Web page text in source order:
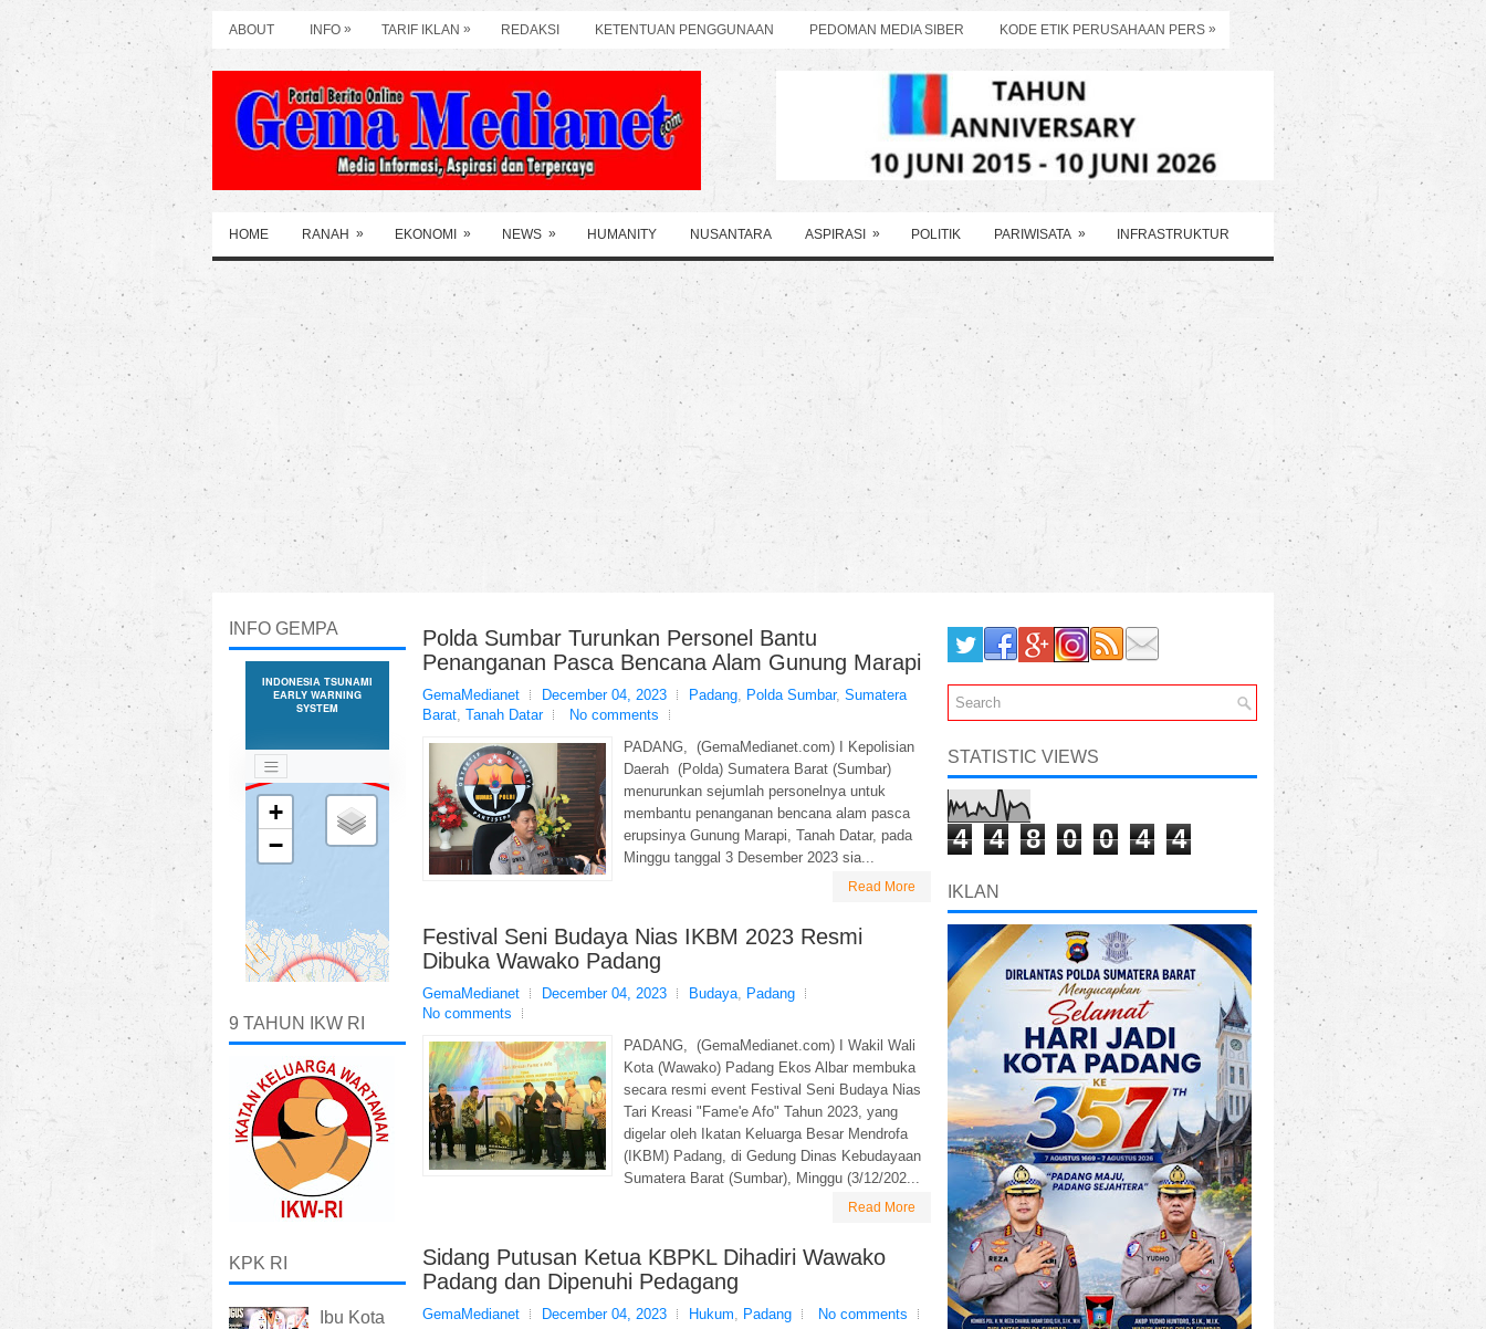
ABOUT INFO » TARIF IKLAN » REDAKSI KETENTUAN PENGGUNAAN PEDOMAN MEDIA SIBER KODE ETIK PERUSAHAAN PERS »
HOME RANAH » EKONOMI » NEWS » HUMANITY NUSANTARA ASPIRASI » POLITIK PARIWISATA » INFRASTRUKTUR
Polda Sumbar Turunkan Personel Bantu
Penanganan Pasca Bencana Alam Gunung Marapi
GemaMedianet December 04, 2023 Padang, Polda Sumbar, Sumatera
Barat, Tanah Datar
No comments
PADANG, (GemaMedianet.com) I Kepolisian
Daerah (Polda) Sumatera Barat (Sumbar)
menurunkan sejumlah personelnya untuk
membantu penanganan bencana alam pasca
erupsinya Gunung Marapi, Tanah Datar, pada
Minggu tanggal 3 Desember 2023 sia...
Read More
Festival Seni Budaya Nias IKBM 2023 Resmi
Dibuka Wawako Padang
GemaMedianet December 04, 2023 Budaya, Padang
No comments
PADANG, (GemaMedianet.com) I Wakil Wali
Kota (Wawako) Padang Ekos Albar membuka
secara resmi event Festival Seni Budaya Nias
Tari Kreasi "Fame'e Afo" Tahun 2023, yang
digelar oleh Ikatan Keluarga Besar Mendrofa
(IKBM) Padang, di Gedung Dinas Kebudayaan
Sumatera Barat (Sumbar), Minggu (3/12/202...
Read More
Sidang Putusan Ketua KBPKL Dihadiri Wawako
Padang dan Dipenuhi Pedagang
GemaMedianet December 04, 2023 Hukum, Padang
No comments
INFO GEMPA
9 TAHUN IKW RI
KPK RI
Ibu Kota
STATISTIC VIEWS
4 4 8 0 0 4 4
IKLAN